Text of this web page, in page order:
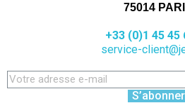
75014
+33 (0)1 45 45
service-
S’abonner